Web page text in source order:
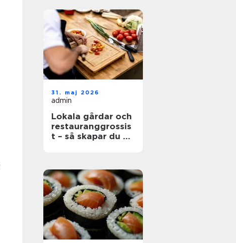
31. maj 2026
admin
Lokala gårdar och
restauranggrossis
t – så skapar du en